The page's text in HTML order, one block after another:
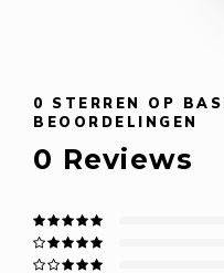
0 STERREN OP
BEOORDELINGEN
0 Reviews